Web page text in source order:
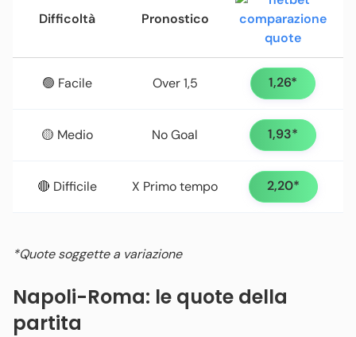
Difficoltà Pronostico
🟢 Facile Over 1,5 1,26*
🟡 Medio No Goal 1,93*
🔴 Difficile X Primo tempo 2,20*
*Quote soggette a variazione
Napoli-Roma: le quote della
partita